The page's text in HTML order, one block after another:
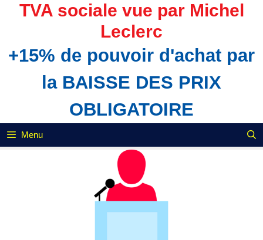
TVA sociale vue par Michel
Leclerc
+15% de pouvoir d'achat par
la BAISSE DES PRIX
OBLIGATOIRE
Menu